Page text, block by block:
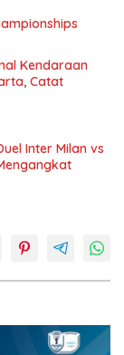
Kendaraan
Catat
Inter Milan vs